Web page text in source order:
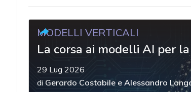
MODELLI VERTICALI
La corsa ai modelli AI per
29 Lug 2026
di Gerardo Costabile e Alessandro